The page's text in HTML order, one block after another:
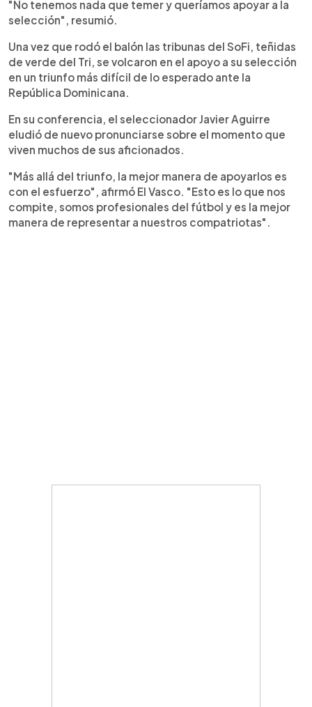
"No tenemos nada que temer y queríamos apoyar a la
selección", resumió.
Una vez que rodó el balón las tribunas del SoFi, teñidas
de verde del Tri, se volcaron en el apoyo a su selección
en un triunfo más difícil de lo esperado ante la
República Dominicana.
En su conferencia, el seleccionador Javier Aguirre
eludió de nuevo pronunciarse sobre el momento que
viven muchos de sus aficionados.
"Más allá del triunfo, la mejor manera de apoyarlos es
con el esfuerzo", afirmó El Vasco. "Esto es lo que nos
compite, somos profesionales del fútbol y es la mejor
manera de representar a nuestros compatriotas".